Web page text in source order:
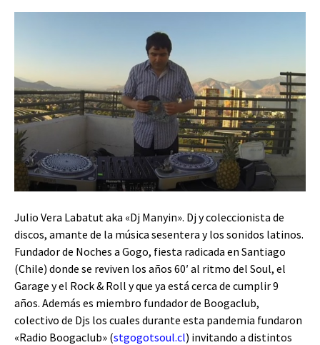
Julio Vera Labatut aka «Dj Manyin». Dj y coleccionista de
discos, amante de la música sesentera y los sonidos latinos.
Fundador de Noches a Gogo, fiesta radicada en Santiago
(Chile) donde se reviven los años 60′ al ritmo del Soul, el
Garage y el Rock & Roll y que ya está cerca de cumplir 9
años. Además es miembro fundador de Boogaclub,
colectivo de Djs los cuales durante esta pandemia fundaron
«Radio Boogaclub» (stgogotsoul.cl) invitando a distintos